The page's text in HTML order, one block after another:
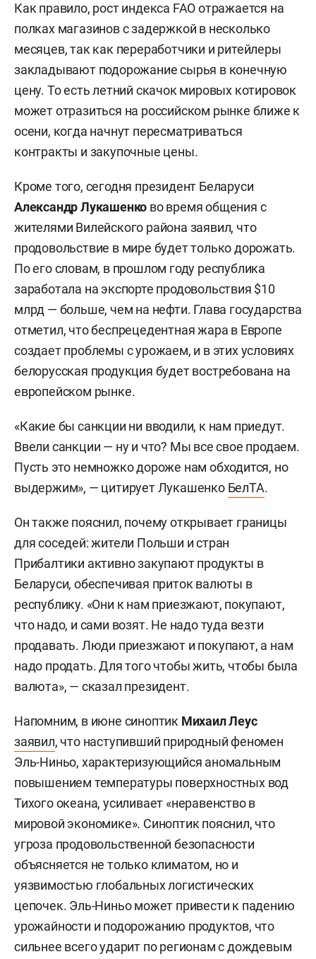
Как правило, рост индекса FAO отражается на
полках магазинов с задержкой в несколько
месяцев, так как переработчики и ритейлеры
закладывают подорожание сырья в конечную
цену. То есть летний скачок мировых котировок
может отразиться на российском рынке ближе к
осени, когда начнут пересматриваться
контракты и закупочные цены.
Кроме того, сегодня президент Беларуси
Александр Лукашенко во время общения с
жителями Вилейского района заявил, что
продовольствие в мире будет только дорожать.
По его словам, в прошлом году республика
заработала на экспорте продовольствия $10
млрд — больше, чем на нефти. Глава государства
отметил, что беспрецедентная жара в Европе
создает проблемы с урожаем, и в этих условиях
белорусская продукция будет востребована на
европейском рынке.
«Какие бы санкции ни вводили, к нам приедут.
Ввели санкции — ну и что? Мы все свое продаем.
Пусть это немножко дороже нам обходится, но
выдержим», — цитирует Лукашенко БелТА.
Он также пояснил, почему открывает границы
для соседей: жители Польши и стран
Прибалтики активно закупают продукты в
Беларуси, обеспечивая приток валюты в
республику. «Они к нам приезжают, покупают,
что надо, и сами возят. Не надо туда везти
продавать. Люди приезжают и покупают, а нам
надо продать. Для того чтобы жить, чтобы была
валюта», — сказал президент.
Напомним, в июне синоптик Михаил Леус
заявил, что наступивший природный феномен
Эль-Ниньо, характеризующийся аномальным
повышением температуры поверхностных вод
Тихого океана, усиливает «неравенство в
мировой экономике». Синоптик пояснил, что
угроза продовольственной безопасности
объясняется не только климатом, но и
уязвимостью глобальных логистических
цепочек. Эль-Ниньо может привести к падению
урожайности и подорожанию продуктов, что
сильнее всего ударит по регионам с дождевым